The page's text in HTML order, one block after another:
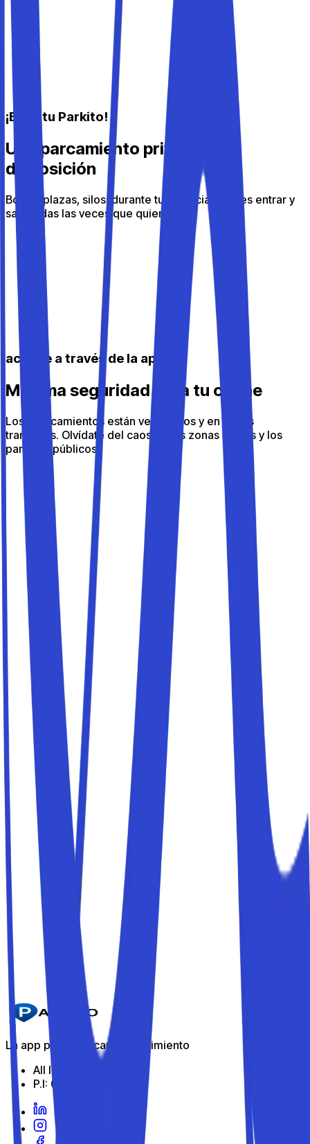
¡Elige tu Parkito!
Un aparcamiento privado a tu
disposición
Boxes, plazas, silos: durante tu estancia puedes entrar y
salir todas las veces que quieras
accede a través de la app
Máxima seguridad para tu coche
Los aparcamientos están verificados y en zonas
tranquilas. Olvídate del caos de las zonas azules y los
parkings públicos.
¿Qué es un Parkito?
¿Cómo se reserva un Parkito?
¿Cómo funcionan los accesos?
¿Son seguros los Parkito?
Nunca he oído hablar de Parkito, ¿es fiable?
La app para aparcar en movimiento
All Indabox Srl
P.I: 04099131205